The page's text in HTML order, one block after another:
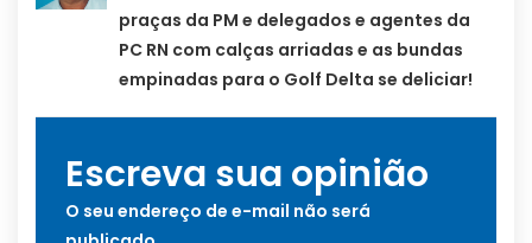
praças da PM e delegados e agentes da
PC RN com calças arriadas e as bundas
empinadas para o Golf Delta se deliciar!
Escreva sua opinião
O seu endereço de e-mail não será